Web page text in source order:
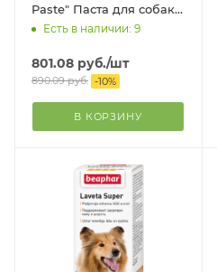
Paste" Паста для собак,
туба, 100 гр
Есть в наличии: 9
801.08 руб./шт
890.09руб. -10%
В КОРЗИНУ